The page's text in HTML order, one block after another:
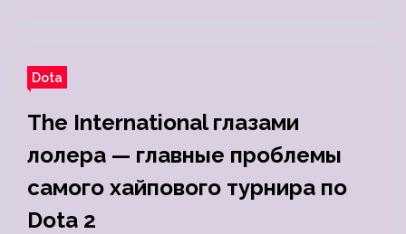
Dota
The International глазами
лолера — главные проблемы
самого хайпового турнира по
Dota 2